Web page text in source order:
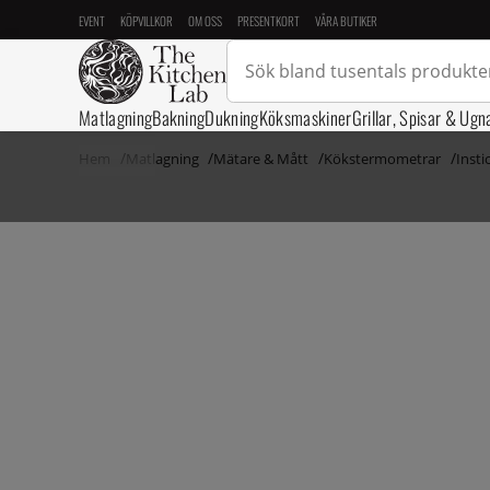
EVENT KÖPVILLKOR OM OSS PRESENTKORT VÅRA BUTIKER
MatlagningBakningDukningKöksmaskinerGrillar, Spisar &
Matlagning Mätare & Mått Kökstermometrar